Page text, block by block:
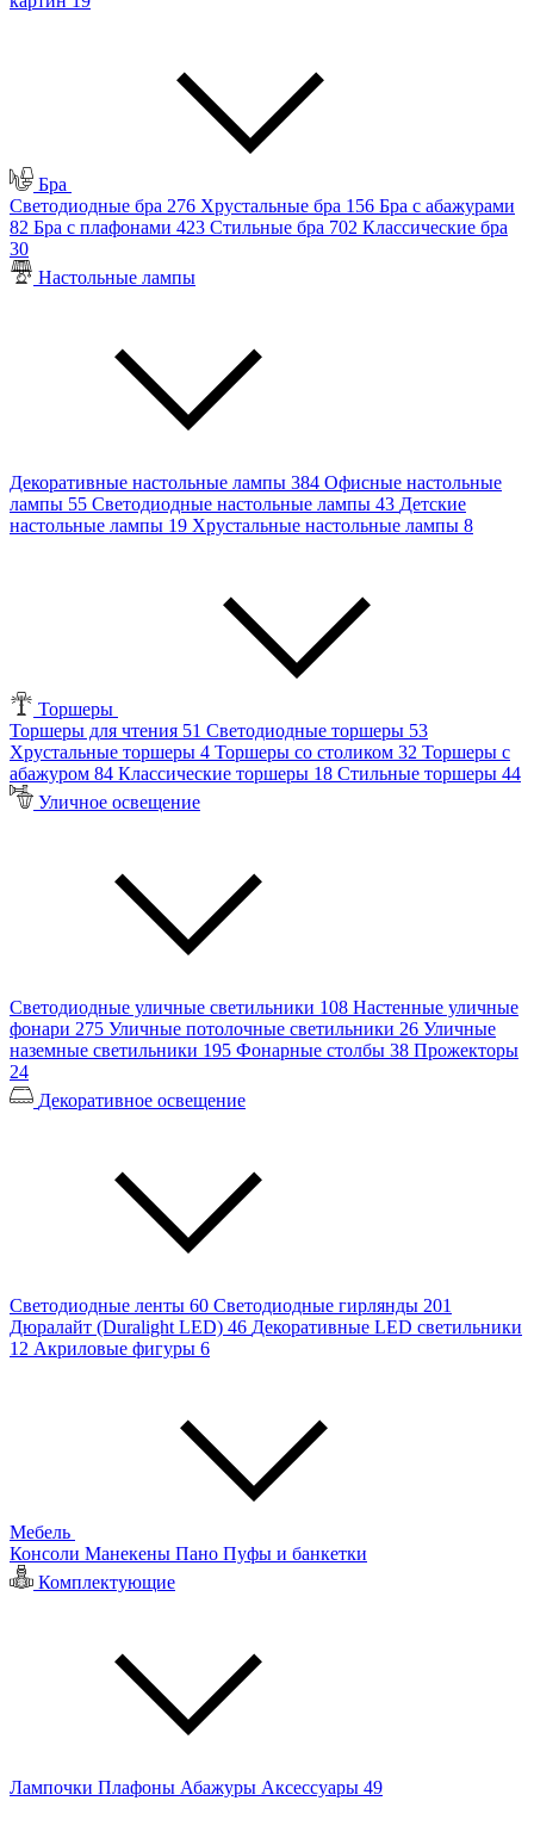
Бра
Светодиодные бра 276 Хрустальные бра 156 Бра с абажурами
82 Бра с плафонами 423 Стильные бра 702 Классические бра
30
Настольные лампы
Декоративные настольные лампы 384 Офисные настольные
лампы 55 Светодиодные настольные лампы 43 Детские
настольные лампы 19 Хрустальные настольные лампы 8
Торшеры
Торшеры для чтения 51 Светодиодные торшеры 53
Хрустальные торшеры 4 Торшеры со столиком 32 Торшеры с
абажуром 84 Классические торшеры 18 Стильные торшеры 44
Уличное освещение
Светодиодные уличные светильники 108 Настенные уличные
фонари 275 Уличные потолочные светильники 26 Уличные
наземные светильники 195 Фонарные столбы 38 Прожекторы
24
Декоративное освещение
Светодиодные ленты 60 Светодиодные гирлянды 201
Дюралайт (Duralight LED) 46 Декоративные LED светильники
12 Акриловые фигуры 6
Мебель
Консоли Манекены Пано Пуфы и банкетки
Комплектующие
Лампочки Плафоны Абажуры Аксессуары 49